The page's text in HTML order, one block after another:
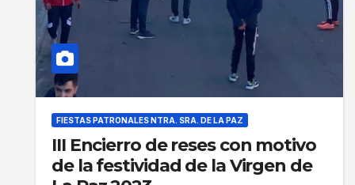
FIESTAS PATRONALES NTRA. SRA. DE LA PAZ
III Encierro de reses con motivo
de la festividad de la Virgen de